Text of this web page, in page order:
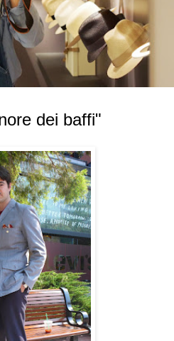
dei baffi"